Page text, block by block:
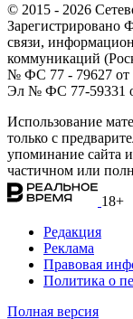
© 2015 - 2026
Зарегистрировано
связи,
коммуникаций
№ ФС 77 - 79627 от
Эл № ФС 77-59331
Использование
только с
упоминание сайта
частичном или
18+
Редакция
Реклама
Правовая
Политика о
Полная версия